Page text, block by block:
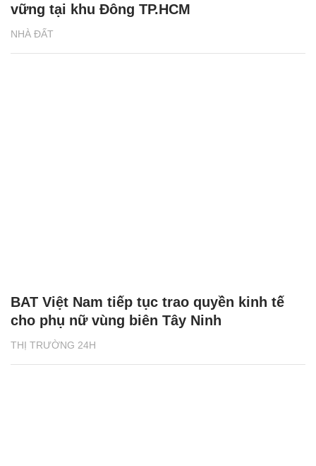
NHÀ ĐẤT
vững tại khu Đông TP.HCM
THỊ TRƯỜNG 24H
BAT Việt Nam tiếp tục trao quyền kinh tế
cho phụ nữ vùng biên Tây Ninh